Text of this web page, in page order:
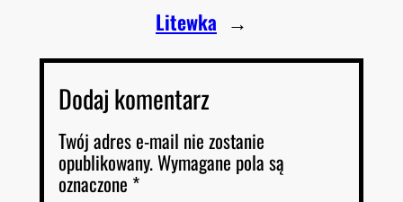
Litewka →
Dodaj komentarz
Twój adres e-mail nie zostanie
opublikowany.Wymagane pola są
oznaczone *